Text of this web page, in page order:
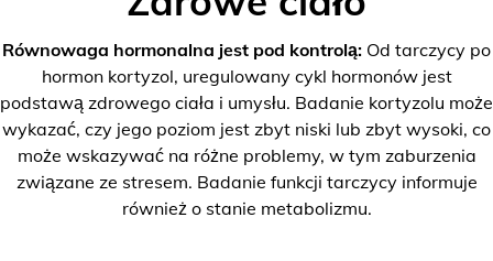
Równowaga hormonalna jest pod kontrolą: Od tarczycy po
hormon kortyzol, uregulowany cykl hormonów jest
podstawą zdrowego ciała i umysłu. Badanie kortyzolu może
wykazać, czy jego poziom jest zbyt niski lub zbyt wysoki, co
może wskazywać na różne problemy, w tym zaburzenia
związane ze stresem. Badanie funkcji tarczycy informuje
również o stanie metabolizmu.